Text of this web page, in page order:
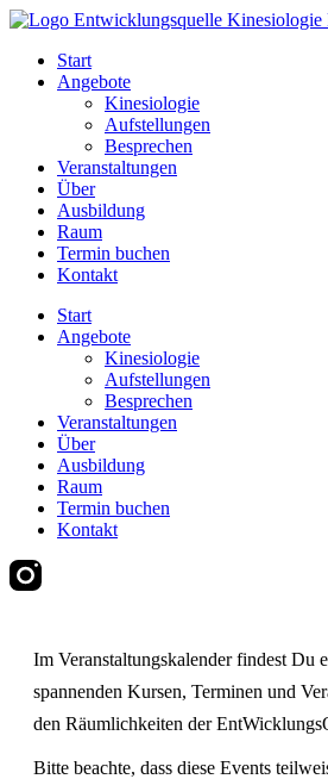
Zum
springenStart
Angebote
Kinesiologie
Aufstellungen
Besprechen
Veranstaltungen
Über
Ausbildung
Raum
Termin buchen
Kontakt
Start
Angebote
Kinesiologie
Aufstellungen
Besprechen
Veranstaltungen
Über
Ausbildung
Raum
Termin buchen
Kontakt
Im Veranstaltungskalender findest Du
spannenden Kursen, Terminen und
den Räumlichkeiten der
Bitte beachte, dass diese Events